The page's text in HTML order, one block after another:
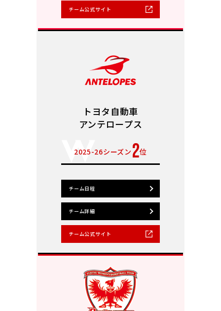
チーム公式サイト
トヨタ自動車
アンテロープス
2025-26シーズン 2位
チーム日程
チーム詳細
チーム公式サイト